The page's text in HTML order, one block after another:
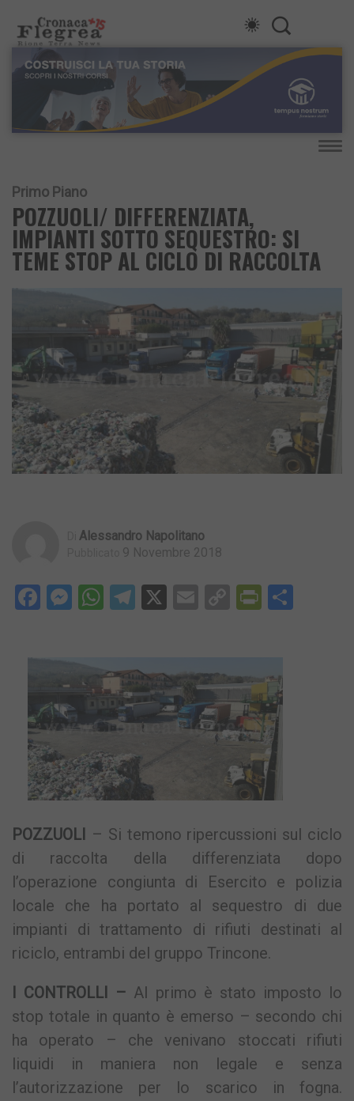
Primo Piano
POZZUOLI/ DIFFERENZIATA,
IMPIANTI SOTTO SEQUESTRO: SI
TEME STOP AL CICLO DI RACCOLTA
Alessandro Napolitano
9 Novembre 2018
Facebook
Messenger
WhatsApp
Telegram
X EmailCopy
POZZUOLI
– Si temono ripercussioni sul ciclo
di raccolta della differenziata dopo
l’operazione congiunta di Esercito e polizia
locale che ha portato al sequestro di due
impianti di trattamento di rifiuti destinati al
riciclo, entrambi del gruppo Trincone.
I CONTROLLI – Al primo è stato imposto lo
stop totale in quanto è emerso – secondo chi
ha operato – che venivano stoccati rifiuti
liquidi in maniera non legale e senza
l’autorizzazione per lo scarico in fogna.